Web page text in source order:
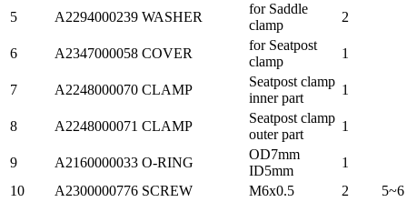
5 A2294000239 WASHER
for Saddle
clamp
2
6 A2347000058 COVER
for Seatpost
clamp
1
7 A2248000070 CLAMP
Seatpost clamp
inner part
1
8 A2248000071 CLAMP
Seatpost clamp
outer part
1
9 A2160000033 O-RING
OD7mm
ID5mm
1
10
A2300000776 SCREW M6x0.5 2
5~6